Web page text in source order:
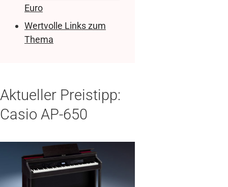
Euro
Wertvolle Links zum
Thema
Aktueller Preistipp:
Casio AP-650